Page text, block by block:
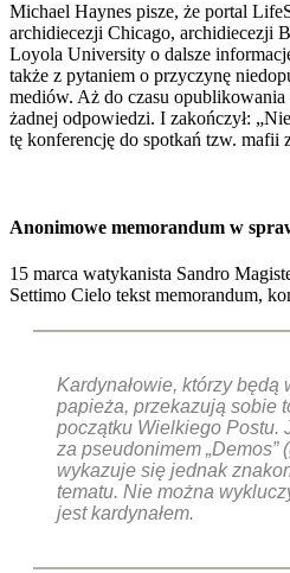
Michael Haynes pisze, że portal
archidiecezji Chicago, archidiecezji
Loyola University o dalsze
także z pytaniem o przyczynę
mediów. Aż do czasu opublikowania
żadnej odpowiedzi. I zakończył:
tę konferencję do spotkań tzw. mafii
Anonimowe memorandum w
15 marca watykanista Sandro
Settimo Cielo tekst memorandum,
Kardynałowie, którzy będą
papieża, przekazują sobie
początku Wielkiego Postu.
za pseudonimem „Demos”
wykazuje się jednak
tematu. Nie można
jest kardynałem.